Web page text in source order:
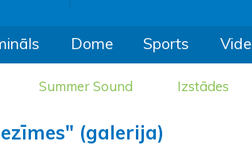
Dome Sports Vide
Summer Sound Izstādes
(galerija)